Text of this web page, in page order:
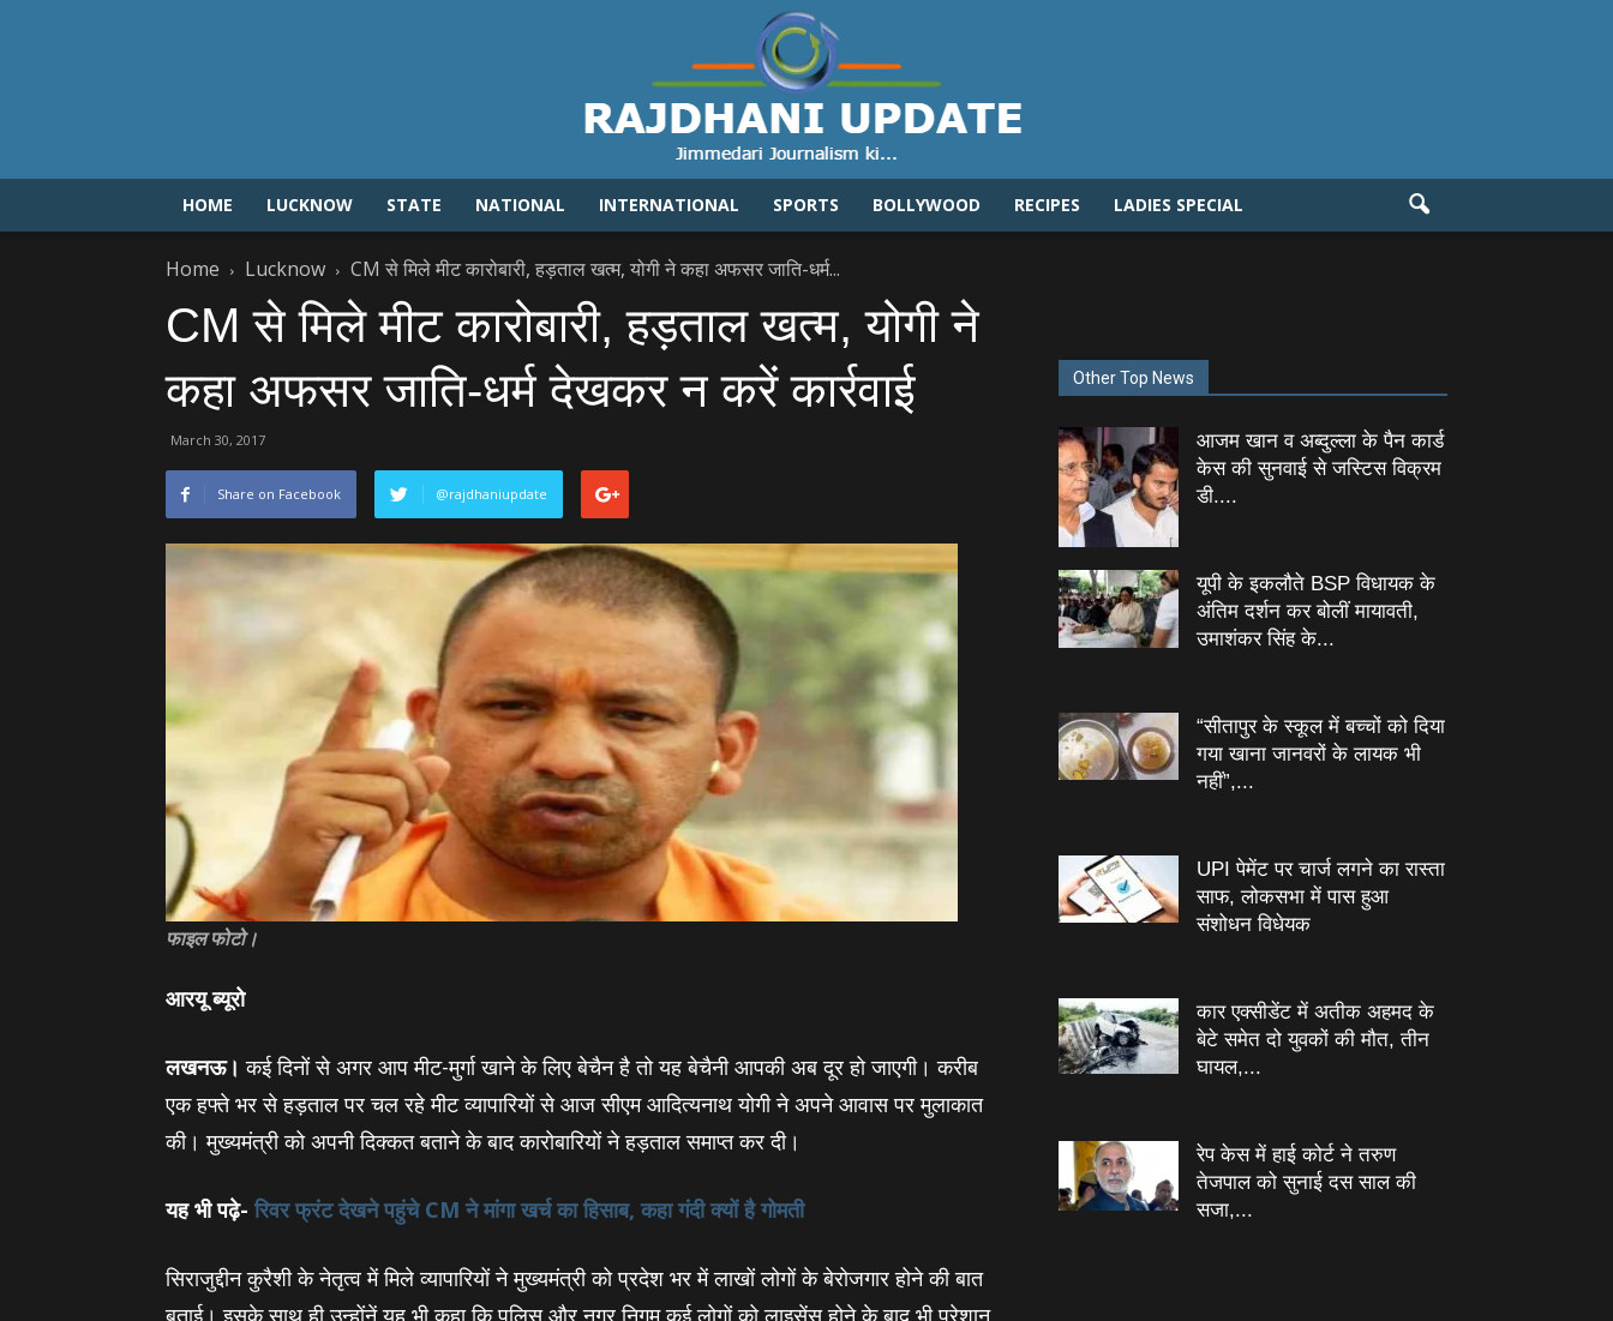
Rajdhaniupdate.com
HOME LUCKNOW STATE NATIONAL INTERNATIONAL SPORTS BOLLYWOOD RECIPES LADIES SPECIAL
Home Lucknow CM से मिले मीट कारोबारी, हड़ताल खत्‍म, योगी ने कहा अफसर जाति-धर्म...
CM से मिले मीट कारोबारी, हड़ताल खत्‍म, योगी ने
कहा अफसर जाति-धर्म देखकर न करें कार्रवाई
March 30, 2017
Share on Facebook @rajdhaniupdate
फाइल फोटो।
आरयू ब्‍यूरो
लखनऊ। कई दिनों से अगर आप मीट-मुर्गा खाने के लिए बेचैन है तो यह बेचैनी आपकी अब दूर हो जाएगी। करीब
एक हफ्ते भर से हड़ताल पर चल रहे मीट व्‍यापारियों से आज सीएम आदित्‍यनाथ योगी ने अपने आवास पर मुलाकात
की। मुख्‍यमंत्री को अपनी दिक्‍कत बताने के बाद कारोबारियों ने हड़ताल समाप्‍त कर दी।
यह भी पढ़े- रिवर फ्रंट देखने पहुंचे CM ने मांगा खर्च का हिसाब, कहा गंदी क्यों है गोमती
सिराजुद्दीन कुरैशी के नेतृत्‍व में मिले व्‍यापारियों ने मुख्‍यमंत्री को प्रदेश भर में लाखों लोगों के बेरोजगार होने की बात
बताई। इसके साथ ही उन्‍होंनें यह भी कहा कि पुलिस और नगर निगम कई लोगों को लाइसेंस होने के बाद भी परेशान
Other Top News
आजम खान व अब्दुल्ला के पैन कार्ड
केस की सुनवाई से जस्टिस विक्रम
डी....
यूपी के इकलौते BSP विधायक के
अंतिम दर्शन कर बोलीं मायावती,
उमाशंकर सिंह के...
“सीतापुर के स्‍कूल में बच्‍चों को दिया
गया खाना जानवरों के लायक भी
नहीं”,...
UPI पेमेंट पर चार्ज लगने का रास्ता
साफ, लोकसभा में पास हुआ
संशोधन विधेयक
कार एक्सीडेंट में अतीक अहमद के
बेटे समेत दो युवकों की मौत, तीन
घायल,...
रेप केस में हाई कोर्ट ने तरुण
तेजपाल को सुनाई दस साल की
सजा,...